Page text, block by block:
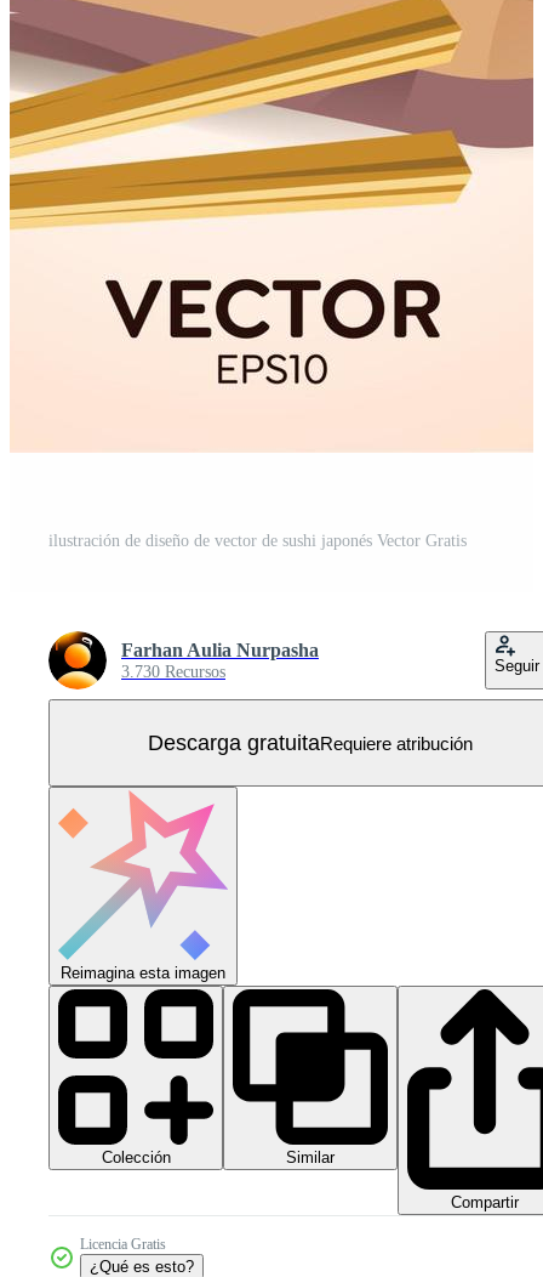
ilustración de diseño de vector de sushi japonés Vector Gratis
Farhan Aulia Nurpasha
3.730 Recursos Seguir
Descarga gratuitaRequiere atribución
Reimagina esta imagen
Colección Similar
Compartir
Licencia Gratis
¿Qué es esto?